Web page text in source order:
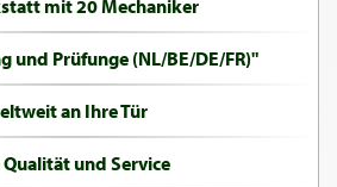
mit 20 Mechaniker
und Prüfunge (NL/BE/DE/FR)"
an Ihre Tür
und Service